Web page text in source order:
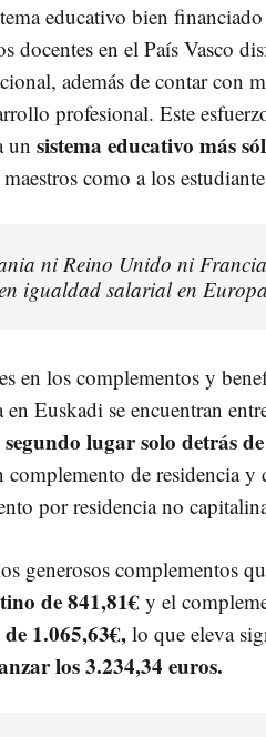
educativo bien
docentes en el País Vasco
además de contar con
profesional. Este
un sistema educativo más
como a los
ni Reino Unido ni
igualdad salarial en Europa
en los complementos y
en Euskadi se encuentran
segundo lugar solo detrás
complemento de residencia y
por residencia no
generosos complementos
de 841,81€ y el
1.065,63€, lo que eleva
los 3.234,34 euros.